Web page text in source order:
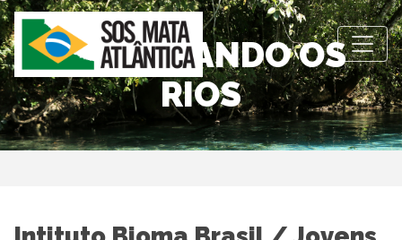
OBSERVANDO OS
RIOS